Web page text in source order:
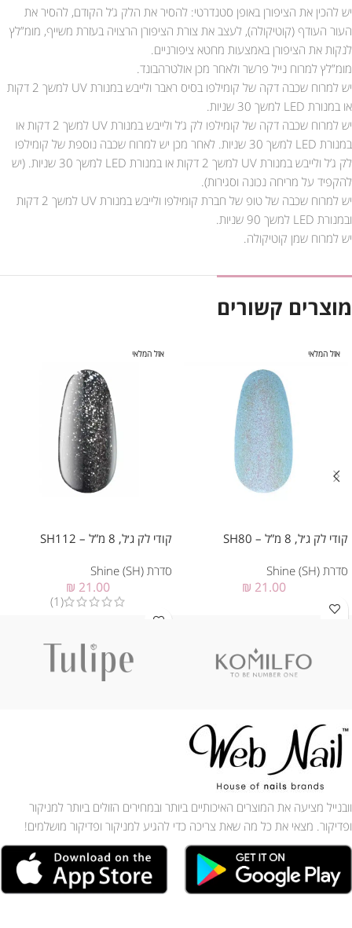
יש להכין את הציפורן באופן סטנדרטי: להסיר את הלק ג’ל הקודם, להסיר את
העור העודף (קוטיקולה), לעצב את צורת הציפורן הרצויה בעזרת משייף, מומ”לץ
לנקות את הציפורן באמצעות מחטא ציפורניים.
מומ”לץ למרוח נייל פרשר ולאחר מכן אולטרהבונד.
יש למרוח שכבה דקה של קומילפו בסיס ראבר ולייבש במנורת UV למשך 2 דקות
או במנורת LED למשך 30 שניות.
יש למרוח שכבה דקה של קומילפו לק ג’ל ולייבש במנורת UV למשך 2 דקות או
במנורת LED למשך 30 שניות. לאחר מכן יש למרוח שכבה נוספת של קומילפו
לק ג’ל ולייבש במנורת UV למשך 2 דקות או במנורת LED למשך 30 שניות. (יש
להקפיד על מריחה נכונה וסגירות).
יש למרוח שכבה של טופ של חברת קומילפו ולייבש במנורת UV למשך 2 דקות
ובמנורת LED למשך 90 שניות.
יש למרוח שמן קוטיקולה.
מוצרים קשורים
אזל המלאי
קודי לק ג׳ל, 8 מ”ל – SH80
סדרת Shine (SH)
₪ 21.00
אזל המלאי
קודי לק ג׳ל, 8 מ”ל – SH112
סדרת Shine (SH)
₪ 21.00
(1)
וובנייל מציעה את המוצרים האיכותיים ביותר ובמחירים הזולים ביותר למניקור
ופדיקור. מצאי את כל מה שאת צריכה כדי להגיע למניקור ופדיקור מושלמים!